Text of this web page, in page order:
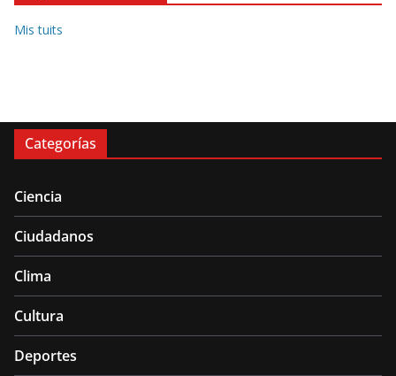
Mis tuits
Categorías
Ciencia
Ciudadanos
Clima
Cultura
Deportes